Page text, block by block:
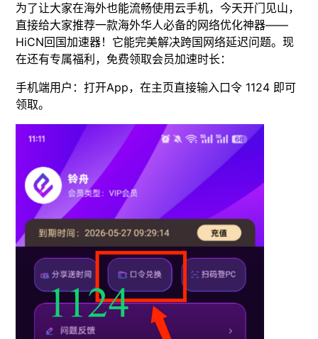
为了让大家在海外也能流畅使用云手机，今天开门见山，
直接给大家推荐一款海外华人必备的网络优化神器——
HiCN回国加速器！它能完美解决跨国网络延迟问题。现
在还有专属福利，免费领取会员加速时长：
手机端用户：打开App，在主页直接输入口令 1124 即可
领取。